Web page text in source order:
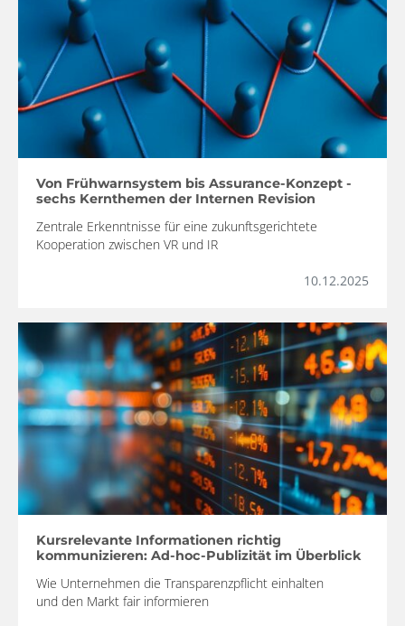
Von Frühwarnsystem bis Assurance-Konzept -
sechs Kernthemen der Internen Revision
Zentrale Erkenntnisse für eine zukunftsgerichtete
Kooperation zwischen VR und IR
10.12.2025
Kursrelevante Informationen richtig
kommunizieren: Ad-hoc-Publizität im Überblick
Wie Unternehmen die Transparenzpflicht einhalten
und den Markt fair informieren